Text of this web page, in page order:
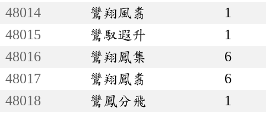
48014
鸞翔風翥
1
48015
鸞馭遐升
1
48016
鸞翔鳳集
6
48017
鸞翔鳳翥
6
48018
鸞鳳分飛
1